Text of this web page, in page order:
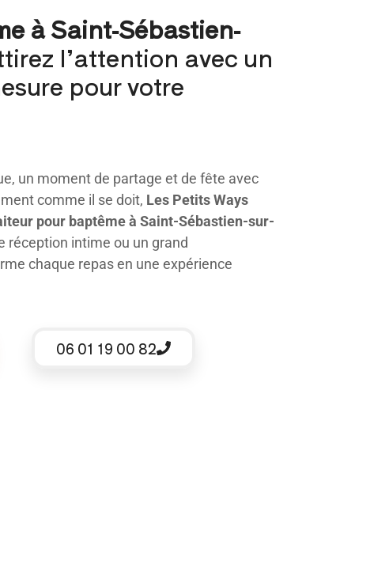
à Saint-Sébastien-
l’attention avec un
pour votre
un moment de partage et de fête avec
comme il se doit, Les Petits Ways
pour baptême à Saint-Sébastien-sur-
réception intime ou un grand
chaque repas en une expérience
06 01 19 00 82